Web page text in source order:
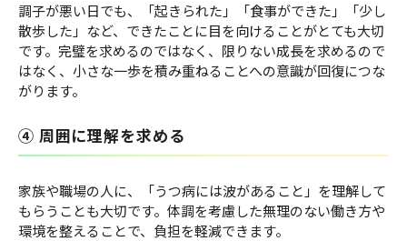
調子が悪い日でも、「起きられた」「食事ができた」「少し
散歩した」など、できたことに目を向けることがとても大切
です。完璧を求めるのではなく、限りない成長を求めるので
はなく、小さな一歩を積み重ねることへの意識が回復につな
がります。
④ 周囲に理解を求める
家族や職場の人に、「うつ病には波があること」を理解して
もらうことも大切です。体調を考慮した無理のない働き方や
環境を整えることで、負担を軽減できます。